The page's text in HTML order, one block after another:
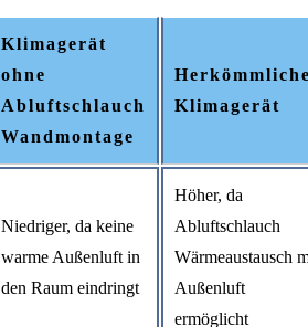
Klimagerät
ohne
Abluftschlauch
Wandmontage
Klimagerät
Niedriger, da keine
warme Außenluft in
den Raum eindringt
Höher, da
Abluftschlauch
Wärmeaustausch
Außenluft
ermöglicht